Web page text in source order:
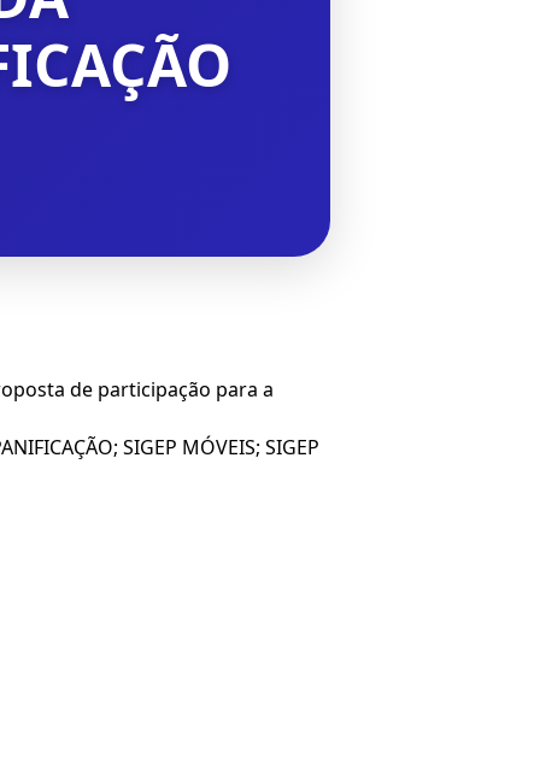
de participação para a
SIGEP MÓVEIS; SIGEP